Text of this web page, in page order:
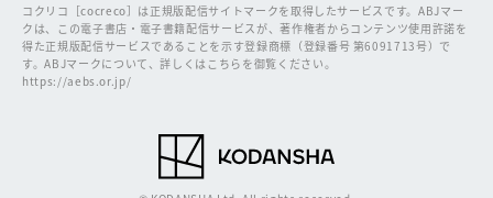
コクリコ［cocreco］は正規版配信サイトマークを取得したサービスです。ABJマー
クは、この電子書店・電子書籍配信サービスが、著作権者からコンテンツ使用許諾を
得た正規版配信サービスであることを示す登録商標（登録番号 第6091713号）で
す。ABJマークについて、詳しくはこちらを御覧ください。
https://aebs.or.jp/